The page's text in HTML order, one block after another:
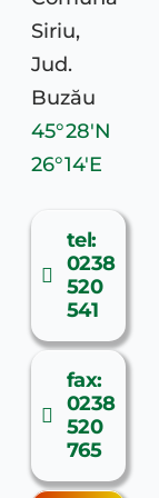
MONITORUL
CONTACT
Siriu,
Jud.
Buzău
45°28′N
26°14′E
tel:
0238
520
541
fax:
0238
520
765